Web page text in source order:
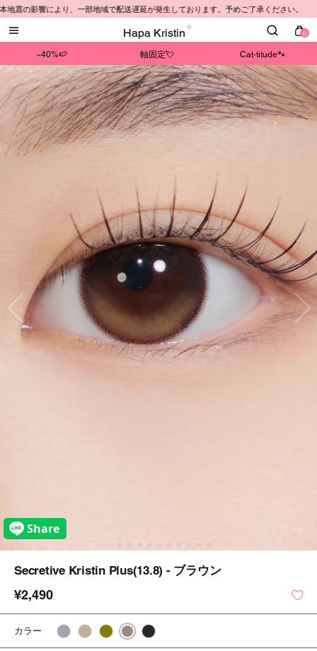
Hapa Kristin 0
~40%🍉 軸固定💘 Cat-titude🐾
影響により、一部地域で配送遅延が発生しております。予めご了承ください。
Secretive Kristin Plus(13.8) - ブラウン
¥2,490
カラー